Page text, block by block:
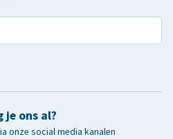
je ons al?
onze social media kanalen